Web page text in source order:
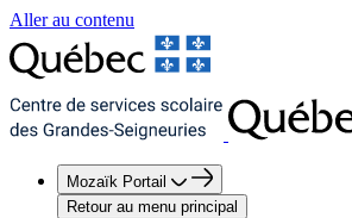
Aller au contenu
Mozaïk Portail
Retour au menu principal